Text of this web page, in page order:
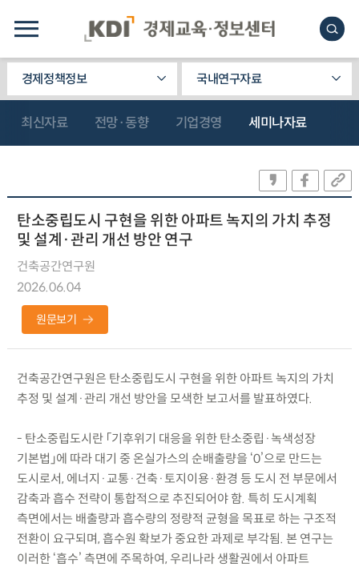
경제정책정보 국내연구자료
최신자료 전망·동향 기업경영 세미나자료
탄소중립도시 구현을 위한 아파트 녹지의 가치 추정
및 설계·관리 개선 방안 연구
건축공간연구원
2026.06.04
원문보기
건축공간연구원은 탄소중립도시 구현을 위한 아파트 녹지의 가치
추정 및 설계·관리 개선 방안을 모색한 보고서를 발표하였다.
- 탄소중립도시란 「기후위기 대응을 위한 탄소중립·녹색성장
기본법」에 따라 대기 중 온실가스의 순배출량을 ‘0’으로 만드는
도시로서, 에너지·교통·건축·토지이용·환경 등 도시 전 부문에서
감축과 흡수 전략이 통합적으로 추진되어야 함. 특히 도시계획
측면에서는 배출량과 흡수량의 정량적 균형을 목표로 하는 구조적
전환이 요구되며, 흡수원 확보가 중요한 과제로 부각됨. 본 연구는
이러한 ‘흡수’ 측면에 주목하여, 우리나라 생활권에서 아파트